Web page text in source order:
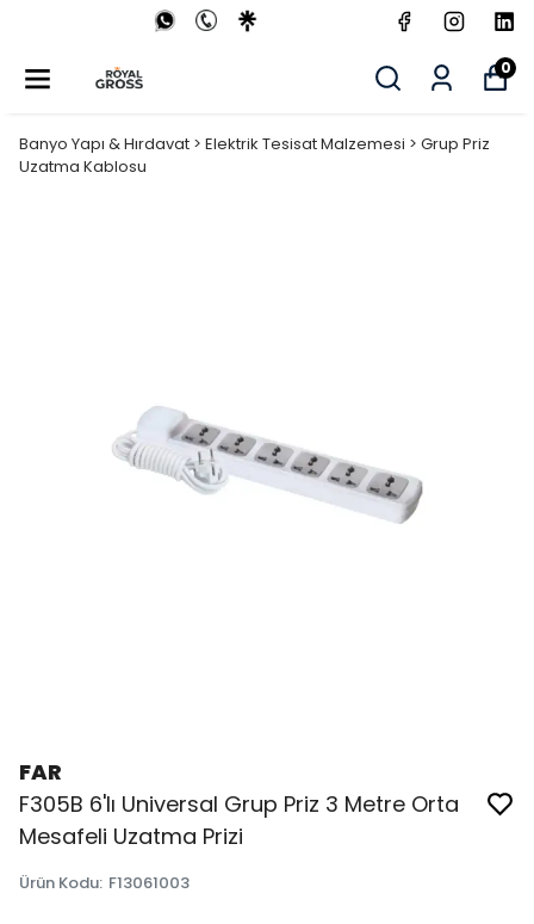
0
Banyo Yapı & Hırdavat > Elektrik Tesisat Malzemesi > Grup Priz
Uzatma Kablosu
FAR
F305B 6'lı Universal Grup Priz 3 Metre Orta
Mesafeli Uzatma Prizi
Ürün Kodu: F13061003